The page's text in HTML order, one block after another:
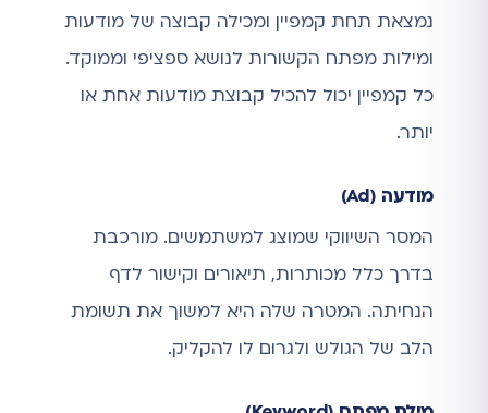
נמצאת תחת קמפיין ומכילה קבוצה של מודעות
ומילות מפתח הקשורות לנושא ספציפי וממוקד.
כל קמפיין יכול להכיל קבוצת מודעות אחת או
יותר.
מודעה (Ad)
המסר השיווקי שמוצג למשתמשים. מורכבת
בדרך כלל מכותרות, תיאורים וקישור לדף
הנחיתה. המטרה שלה היא למשוך את תשומת
הלב של הגולש ולגרום לו להקליק.